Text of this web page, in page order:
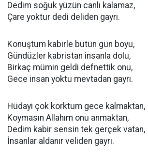
Dedim soğuk yüzün canlı kalamaz,
Çare yoktur dedi deliden gayrı.
Konuştum kabirle bütün gün boyu,
Gündüzler kabristan insanla dolu,
Birkaç mümin geldi defnettik onu,
Gece insan yoktu mevtadan gayrı.
Hüdayi çok korktum gece kalmaktan,
Koymasın Allahım onu anmaktan,
Dedim kabir sensin tek gerçek vatan,
İnsanlar aldanır veliden gayrı.